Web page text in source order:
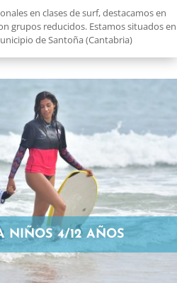
en clases de surf, destacamos en
grupos reducidos. Estamos situados en
de Santoña (Cantabria)
NIÑOS 4/12 AÑOS